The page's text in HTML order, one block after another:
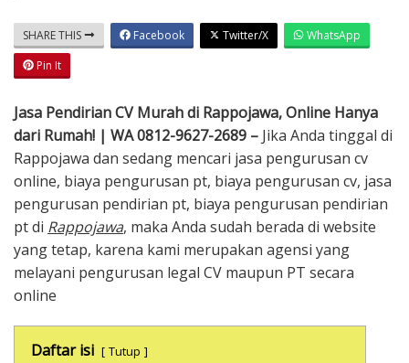
SHARE THIS Facebook Twitter/X
WhatsApp
Pin It
Jasa Pendirian CV Murah di Rappojawa, Online Hanya
dari Rumah! | WA 0812-9627-2689 – Jika Anda tinggal di
Rappojawa dan sedang mencari jasa pengurusan cv
online, biaya pengurusan pt, biaya pengurusan cv, jasa
pengurusan pendirian pt, biaya pengurusan pendirian
pt di Rappojawa, maka Anda sudah berada di website
yang tetap, karena kami merupakan agensi yang
melayani pengurusan legal CV maupun PT secara
online
Daftar isi Tutup